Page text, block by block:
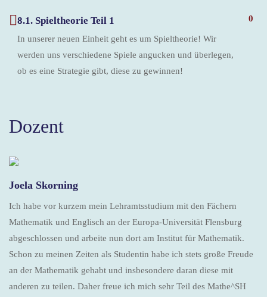
8.1. Spieltheorie Teil 1
In unserer neuen Einheit geht es um Spieltheorie! Wir
werden uns verschiedene Spiele angucken und überlegen,
ob es eine Strategie gibt, diese zu gewinnen!
0
Dozent
Joela Skorning
Ich habe vor kurzem mein Lehramtsstudium mit den Fächern
Mathematik und Englisch an der Europa-Universität Flensburg
abgeschlossen und arbeite nun dort am Institut für Mathematik.
Schon zu meinen Zeiten als Studentin habe ich stets große Freude
an der Mathematik gehabt und insbesondere daran diese mit
anderen zu teilen. Daher freue ich mich sehr Teil des Mathe^SH